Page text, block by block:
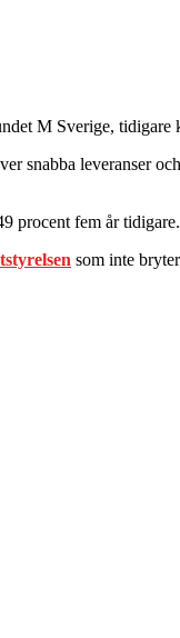
M Sverige, tidigare
snabba leveranser
procent fem år
som inte